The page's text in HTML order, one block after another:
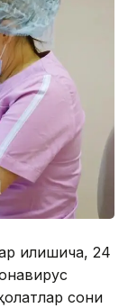
қилишича, 24
сони